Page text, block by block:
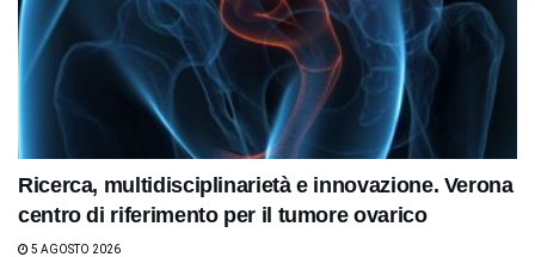
Ricerca, multidisciplinarietà e innovazione. Verona
centro di riferimento per il tumore ovarico
5 AGOSTO 2026